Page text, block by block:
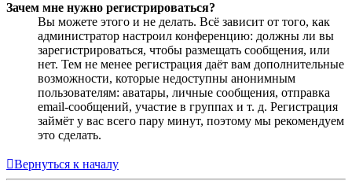
Зачем мне нужно регистрироваться?
Вы можете этого и не делать. Всё зависит от того, как
администратор настроил конференцию: должны ли вы
зарегистрироваться, чтобы размещать сообщения, или
нет. Тем не менее регистрация даёт вам дополнительные
возможности, которые недоступны анонимным
пользователям: аватары, личные сообщения, отправка
email-сообщений, участие в группах и т. д. Регистрация
займёт у вас всего пару минут, поэтому мы рекомендуем
это сделать.
Вернуться к началу